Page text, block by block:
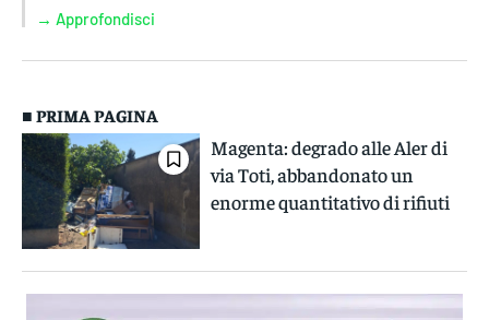
→ Approfondisci
■ PRIMA PAGINA
Magenta: degrado alle Aler di
via Toti, abbandonato un
enorme quantitativo di rifiuti